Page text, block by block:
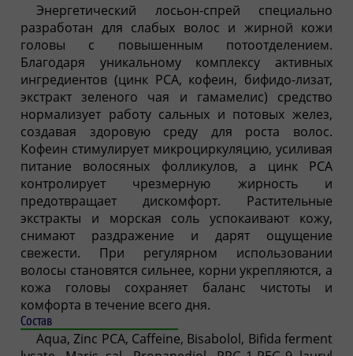
Энергетический лосьон-спрей специально
разработан для слабых волос и жирной кожи
головы с повышенным потоотделением.
Благодаря уникальному комплексу активных
ингредиентов (цинк PCA, кофеин, бифидо-лизат,
экстракт зеленого чая и гамамелис) средство
нормализует работу сальных и потовых желез,
создавая здоровую среду для роста волос.
Кофеин стимулирует микроциркуляцию, усиливая
питание волосяных фолликулов, а цинк PCA
контролирует чрезмерную жирность и
предотвращает дискомфорт. Растительные
экстракты и морская соль успокаивают кожу,
снимают раздражение и дарят ощущение
свежести. При регулярном использовании
волосы становятся сильнее, корни укрепляются, а
кожа головы сохраняет баланс чистоты и
комфорта в течение всего дня.
Состав
Aqua, Zinc PCA, Caffeine, Bisabolol, Bifida ferment